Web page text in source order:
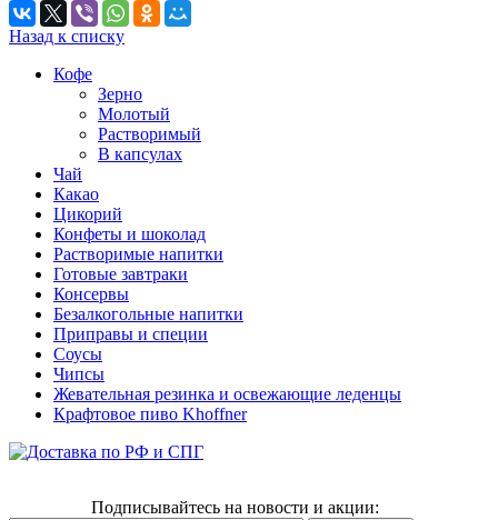
Назад к списку
Кофе
Зерно
Молотый
Растворимый
В капсулах
Чай
Какао
Цикорий
Конфеты и шоколад
Растворимые напитки
Готовые завтраки
Консервы
Безалкогольные напитки
Приправы и специи
Соусы
Чипсы
Жевательная резинка и освежающие леденцы
Крафтовое пиво Khoffner
Подписывайтесь на новости и акции: